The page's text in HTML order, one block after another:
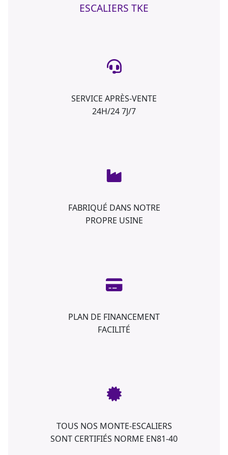
ESCALIERS TKE
SERVICE APRÈS-VENTE
24H/24 7J/7
FABRIQUÉ DANS NOTRE
PROPRE USINE
PLAN DE FINANCEMENT
FACILITÉ
TOUS NOS MONTE-ESCALIERS
SONT CERTIFIÉS NORME EN81-40